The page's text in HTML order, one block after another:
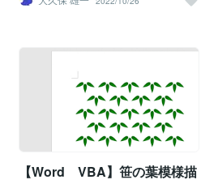
' Const MTRDHSPC = 12 '縦-間隔
' Const MTRDLNWE = 3.5 '線の太
--------------------------- Dim Ip As Integer,
Jp As Integer Dim intDxp As Integer, int
Dyp As Integer Dim sngPol(MTRDCOL
S * 2, 1) As Single Dim lngCol As Long
' lngCol = RGB(34, 139, 34)
'←線色 For Jp = 0 To MTRDROWS - 1
intDyp
【Word VBA】笹の葉模様描